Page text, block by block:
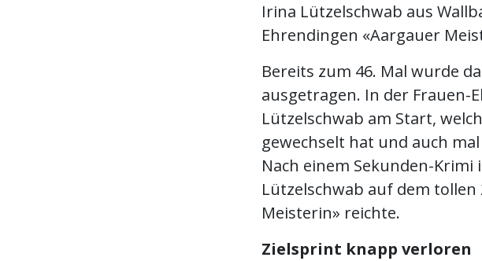
Irina Lützelschwab aus
Ehrendingen «Aargauer
Bereits zum 46. Mal wurde
ausgetragen. In der Frauen-
Lützelschwab am Start,
gewechselt hat und auch
Nach einem Sekunden-
Lützelschwab auf dem
Meisterin» reichte.
Zielsprint knapp verloren